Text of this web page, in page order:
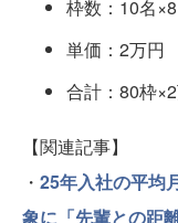
枠数：10名
単価：2万円
合計：80枠
【関連記事】
・ 25年入社の平均
象に「先輩との距